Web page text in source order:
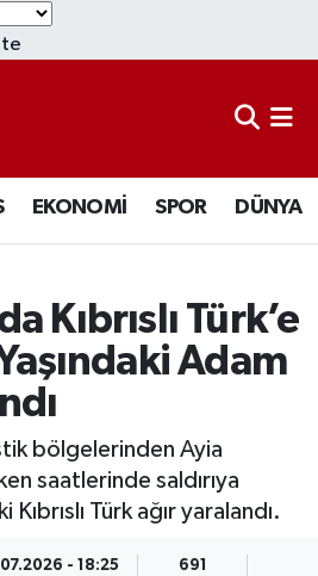
EKONOMİ SPOR DÜNYA
Kıbrıslı Türk’e
Adam
bölgelerinden Ayia
saatlerinde saldırıya
Türk ağır yaralandı.
- 18:25 691
Haritası
ve Fikstür